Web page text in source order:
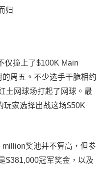
归
仅撞上了$100K Main
周五。不少选手干脆相约
土网球场打起了网球。最
玩家选择出战这场$50K
奖池并不算高，但参
$381,000冠军奖金，以及